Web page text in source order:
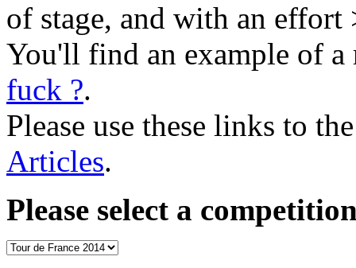
of stage, and with an effort
You'll find an example of
fuck ?.
Please use these links to
Articles.
Please select a